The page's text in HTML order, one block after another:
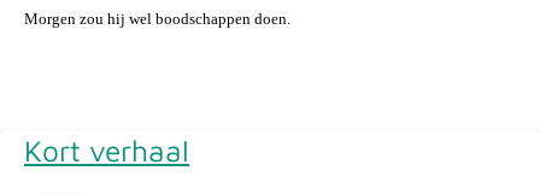
Morgen zou hij wel boodschappen doen.
Kort verhaal